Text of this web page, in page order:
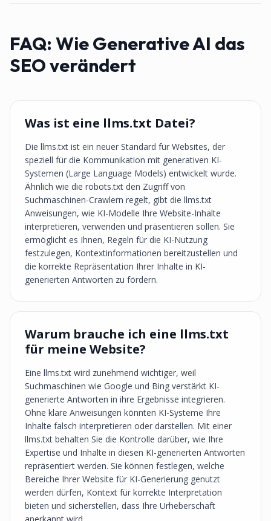
FAQ: Wie Generative AI das
SEO verändert
Was ist eine llms.txt Datei?
Die llms.txt ist ein neuer Standard für Websites, der
speziell für die Kommunikation mit generativen KI-
Systemen (Large Language Models) entwickelt wurde.
Ähnlich wie die robots.txt den Zugriff von
Suchmaschinen-Crawlern regelt, gibt die llms.txt
Anweisungen, wie KI-Modelle Ihre Website-Inhalte
interpretieren, verwenden und präsentieren sollen. Sie
ermöglicht es Ihnen, Regeln für die KI-Nutzung
festzulegen, Kontextinformationen bereitzustellen und
die korrekte Repräsentation Ihrer Inhalte in KI-
generierten Antworten zu fördern.
Warum brauche ich eine llms.txt
für meine Website?
Eine llms.txt wird zunehmend wichtiger, weil
Suchmaschinen wie Google und Bing verstärkt KI-
generierte Antworten in ihre Ergebnisse integrieren.
Ohne klare Anweisungen könnten KI-Systeme Ihre
Inhalte falsch interpretieren oder darstellen. Mit einer
llms.txt behalten Sie die Kontrolle darüber, wie Ihre
Expertise und Inhalte in diesen KI-generierten Antworten
repräsentiert werden. Sie können festlegen, welche
Bereiche Ihrer Website für KI-Generierung genutzt
werden dürfen, Kontext für korrekte Interpretation
bieten und sicherstellen, dass Ihre Urheberschaft